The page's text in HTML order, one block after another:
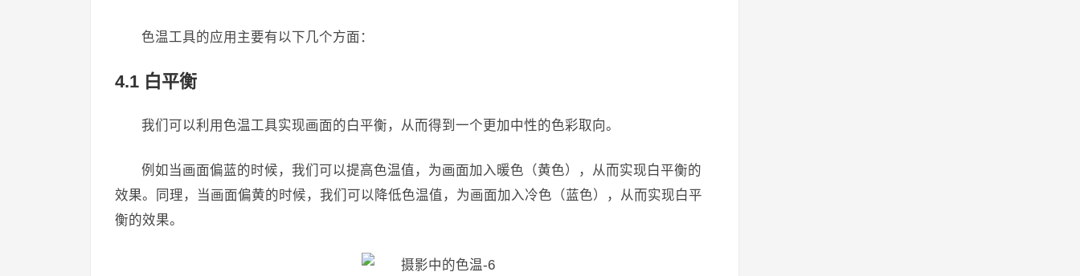
色温工具的应用主要有以下几个方面：
4.1 白平衡
我们可以利用色温工具实现画面的白平衡，从而得到一个更加中性的色彩取向。
例如当画面偏蓝的时候，我们可以提高色温值，为画面加入暖色（黄色），从而实现白平衡的
效果。同理，当画面偏黄的时候，我们可以降低色温值，为画面加入冷色（蓝色），从而实现白平
衡的效果。